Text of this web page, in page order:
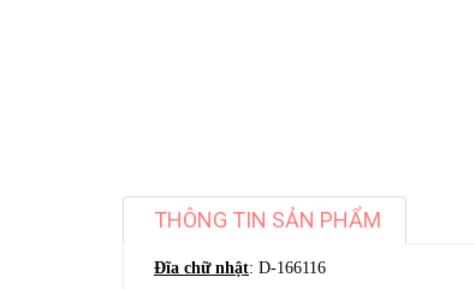
THÔNG TIN SẢN PHẨM
Đĩa chữ nhật: D-166116